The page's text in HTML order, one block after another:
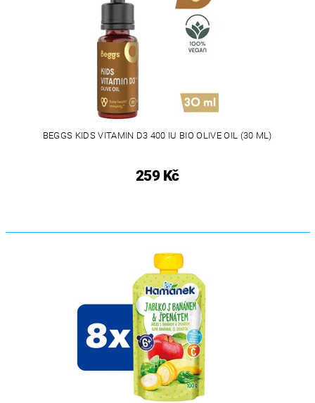
BEGGS KIDS VITAMIN D3 400 IU BIO OLIVE OIL (30 ML)
259 Kč